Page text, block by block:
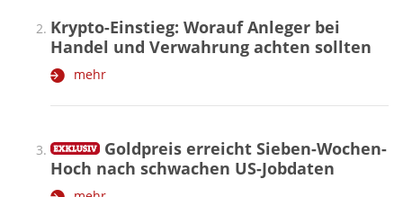
Krypto-Einstieg: Worauf Anleger bei
Handel und Verwahrung achten sollten
mehr
Goldpreis erreicht Sieben-Wochen-
Hoch nach schwachen US-Jobdaten